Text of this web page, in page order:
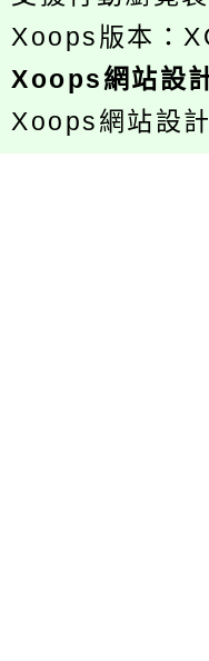
Xoops版本：
Xoops網站設
Xoops網站設